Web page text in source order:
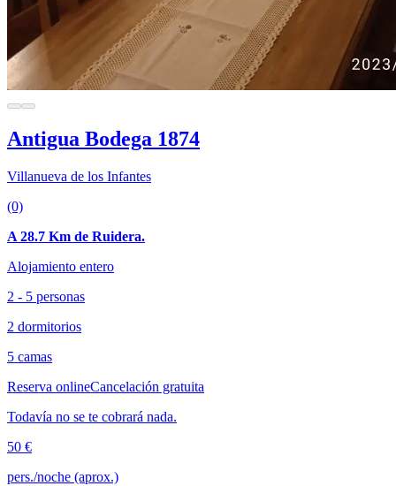
Antigua Bodega 1874
Villanueva de los Infantes
(0)
A 28.7 Km de Ruidera.
Alojamiento entero
2 - 5 personas
2 dormitorios
5 camas
Reserva onlineCancelación gratuita
Todavía no se te cobrará nada.
50 €
pers./noche (aprox.)